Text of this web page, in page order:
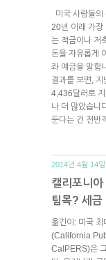
미국 사람들
20년 이래 가장
는 적금이나 저
돈을 자유롭게
좌 예금을 말합
결과를 보면,
4,436달러로
나 더 많았습니
둔다는 건 전반
2014년 4월 14일.
캘리포니아
팀목? 세금
옮긴이: 미국 최
(California
CalPERS)은